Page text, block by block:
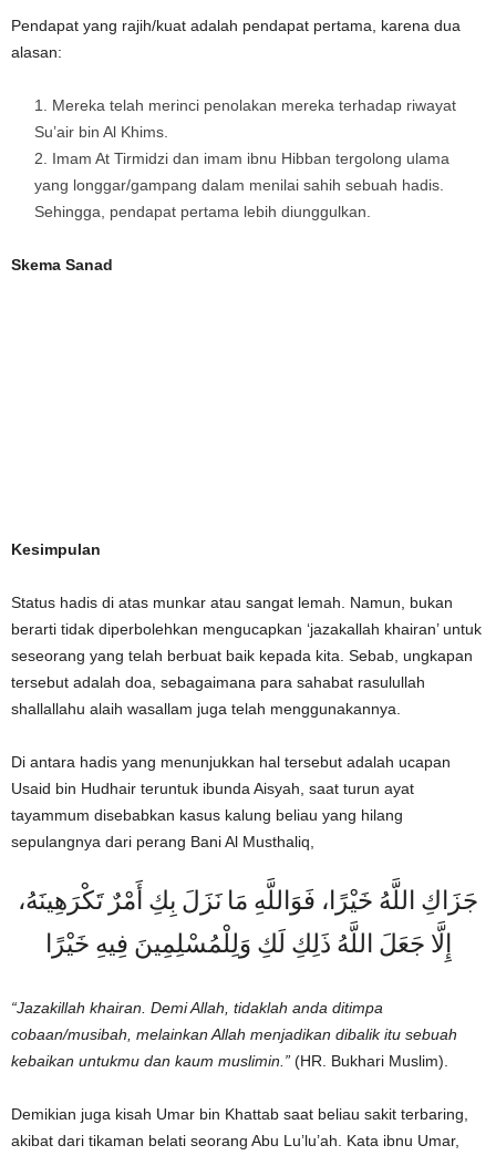
Pendapat yang rajih/kuat adalah pendapat pertama, karena dua
alasan:
Mereka telah merinci penolakan mereka terhadap riwayat
Su’air bin Al Khims.
Imam At Tirmidzi dan imam ibnu Hibban tergolong ulama
yang longgar/gampang dalam menilai sahih sebuah hadis.
Sehingga, pendapat pertama lebih diunggulkan.
Skema Sanad
Kesimpulan
Status hadis di atas munkar atau sangat lemah. Namun, bukan
berarti tidak diperbolehkan mengucapkan ‘jazakallah khairan’ untuk
seseorang yang telah berbuat baik kepada kita. Sebab, ungkapan
tersebut adalah doa, sebagaimana para sahabat rasulullah
shallallahu alaih wasallam juga telah menggunakannya.
Di antara hadis yang menunjukkan hal tersebut adalah ucapan
Usaid bin Hudhair teruntuk ibunda Aisyah, saat turun ayat
tayammum disebabkan kasus kalung beliau yang hilang
sepulangnya dari perang Bani Al Musthaliq,
جَزَاكِ اللَّهُ خَيْرًا، فَوَاللَّهِ مَا نَزَلَ بِكِ أَمْرٌ تَكْرَهِينَهُ،
إِلَّا جَعَلَ اللَّهُ ذَلِكِ لَكِ وَلِلْمُسْلِمِينَ فِيهِ خَيْرًا
“Jazakillah khairan. Demi Allah, tidaklah anda ditimpa
cobaan/musibah, melainkan Allah menjadikan dibalik itu sebuah
kebaikan untukmu dan kaum muslimin.” (HR. Bukhari Muslim).
Demikian juga kisah Umar bin Khattab saat beliau sakit terbaring,
akibat dari tikaman belati seorang Abu Lu’lu’ah. Kata ibnu Umar,